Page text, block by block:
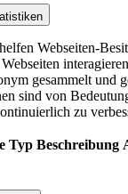
Webseiten-
gesammelt und
sind von
zu
Typ Beschreibung